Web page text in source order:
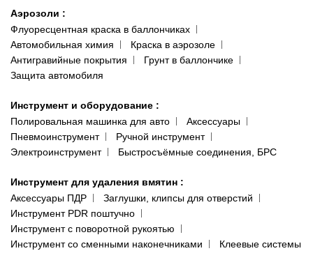
Аэрозоли :
Флуоресцентная краска в баллончиках
Автомобильная химия
Краска в аэрозоле
Антигравийные покрытия
Грунт в баллончике
Защита автомобиля
Инструмент и оборудование :
Полировальная машинка для авто
Аксессуары
Пневмоинструмент
Ручной инструмент
Электроинструмент
Быстросъёмные соединения, БРС
Инструмент для удаления вмятин :
Аксессуары ПДР
Заглушки, клипсы для отверстий
Инструмент PDR поштучно
Инструмент с поворотной рукоятью
Инструмент со сменными наконечниками
Клеевые системы